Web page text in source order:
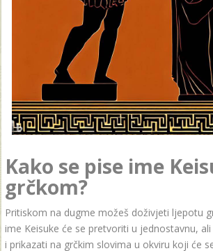
Kako se pise ime
grčkom?
Pritiskom na dugme možeš doživjeti ljepotu
ime Keisuke će se pretvoriti u jednostavnu, ali
i prikazati na grčkim slovima u okviru koji će